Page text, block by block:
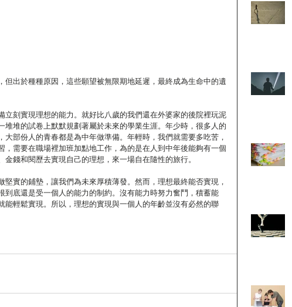
但出於種種原因，這些願望被無限期地延遲，最終成為生命中的遺
立刻實現理想的能力。就好比八歲的我們還在外婆家的後院裡玩泥
堆堆的試卷上默默規劃著屬於未來的學業生涯。年少時，很多人的
大部份人的青春都是為中年做準備。年輕時，我們就需要多吃苦，
，需要在職場裡加班加點地工作，為的是在人到中年後能夠有一個
錢和閱歷去實現自己的理想，來一場自在隨性的旅行。
堅實的鋪墊，讓我們為未來厚積薄發。然而，理想最終能否實現，
到底還是受一個人的能力的制約。沒有能力時努力奮鬥，積蓄能
能輕鬆實現。所以，理想的實現與一個人的年齡並沒有必然的聯